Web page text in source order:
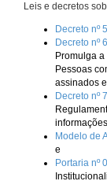
Leis e decretos
Decreto nº
Decreto nº
Promulga
Pessoas
assinados
Decreto nº
Modelo de
e
Portaria nº